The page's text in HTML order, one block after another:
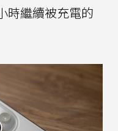
時繼續被充電的